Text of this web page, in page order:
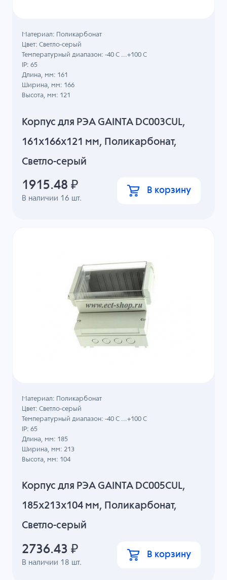
Корпус для РЭА GAINTA DC003CUL,
161x166x121 мм, Поликарбонат,
Светло-серый
В наличии 16 шт.
Материал: Поликарбонат
Цвет: Светло-серый
Температурный диапазон: -40 C ...+100 C
IP: 65
Длина, мм: 161
Ширина, мм: 166
Высота, мм: 121
1915.48 ₽ В корзину
Корпус для РЭА GAINTA DC005CUL,
185x213x104 мм, Поликарбонат,
Светло-серый
В наличии 18 шт.
Материал: Поликарбонат
Цвет: Светло-серый
Температурный диапазон: -40 C ...+100 C
IP: 65
Длина, мм: 185
Ширина, мм: 213
Высота, мм: 104
2736.43 ₽ В корзину